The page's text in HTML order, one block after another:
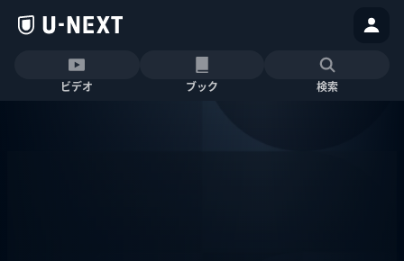
ビデオ ブック 検索